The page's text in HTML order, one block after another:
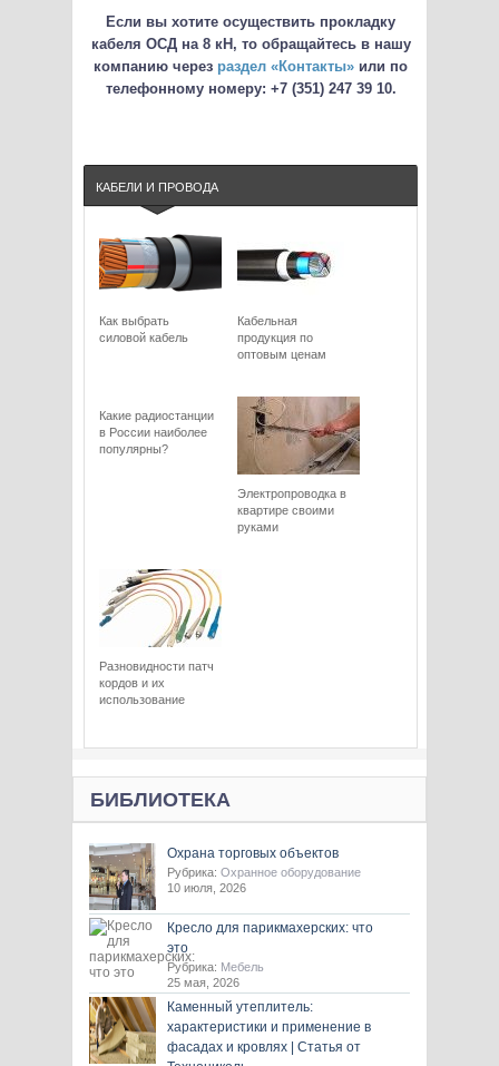
Если вы хотите осуществить прокладку
кабеля ОСД на 8 кН, то обращайтесь в нашу
компанию через раздел «Контакты» или по
телефонному номеру: +7 (351) 247 39 10.
КАБЕЛИ И ПРОВОДА
Как выбрать
силовой кабель
Кабельная
продукция по
оптовым ценам
Какие радиостанции
в России наиболее
популярны?
Электропроводка в
квартире своими
руками
Разновидности патч
кордов и их
использование
БИБЛИОТЕКА
Охрана торговых объектов
Рубрика: Охранное оборудование
10 июля, 2026
Кресло для парикмахерских: что
это
Рубрика: Мебель
25 мая, 2026
Каменный утеплитель:
характеристики и применение в
фасадах и кровлях | Статья от